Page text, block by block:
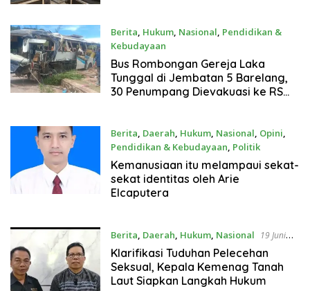
Berita Hukum, Nasional Pendidikan &
Kebudayaan
20 Juni 2026
Bus Rombongan Gereja Laka
Tunggal di Jembatan 5 Barelang,
30 Penumpang Dievakuasi ke RS
Berita Daerah Hukum, Nasional Opini
Pendidikan & Kebudayaan Politik
20 Juni 2026
Kemanusiaan itu melampaui sekat-
sekat identitas oleh Arie
Elcaputera
Berita Daerah Hukum, Nasional
19 Juni
2026
Klarifikasi Tuduhan Pelecehan
Seksual, Kepala Kemenag Tanah
Laut Siapkan Langkah Hukum